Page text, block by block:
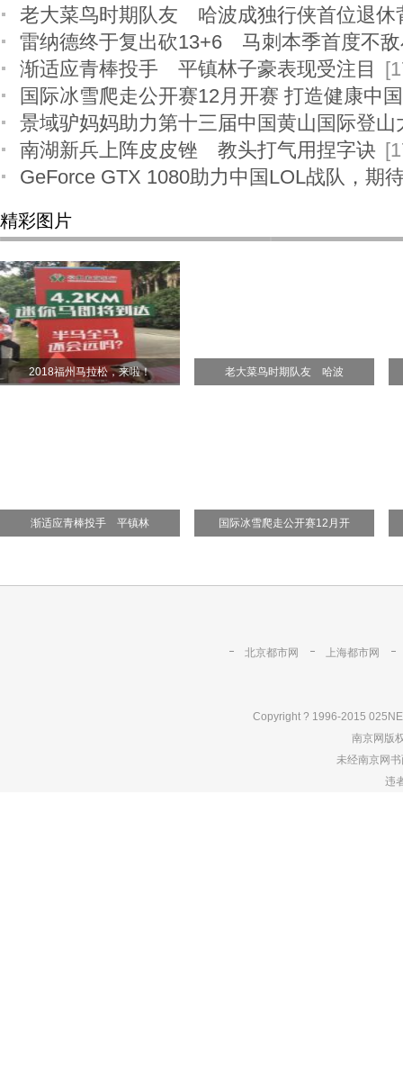
老大菜鸟时期队友 哈波成独行侠首位退休
雷纳德终于复出砍13+6 马刺本季首度不
渐适应青棒投手 平镇林子豪表现受注目
国际冰雪爬走公开赛12月开赛 打造健康中
28]
景域驴妈妈助力第十三届中国黄山国际登山
南湖新兵上阵皮皮锉 教头打气用捏字诀
GeForce GTX 1080助力中国LOL战队，期
精彩图片
2018福州马拉松，来啦！ 老大菜鸟时期队友 哈波
渐适应青棒投手 平镇林 国际冰雪爬走公开赛12月开
北京都市网 上海都市网
Copyright ? 1996-2015
南京网版
未经南京网
违